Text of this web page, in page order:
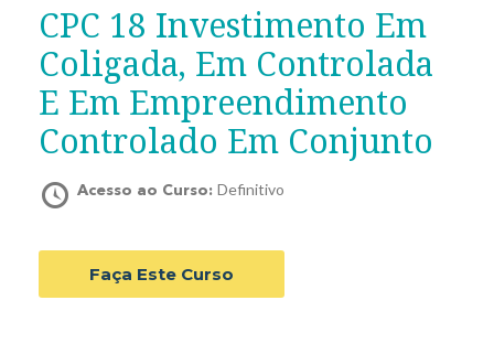
CPC 18 Investimento Em
Coligada, Em Controlada
E Em Empreendimento
Controlado Em Conjunto
Acesso ao Curso: Definitivo
Faça Este Curso